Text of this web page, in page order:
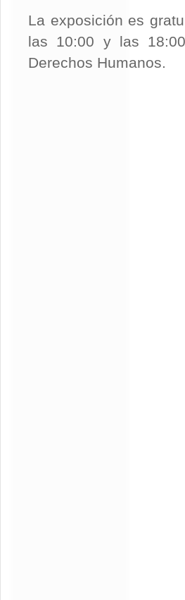
La exposición es
las 10:00 y las
Derechos Humanos.